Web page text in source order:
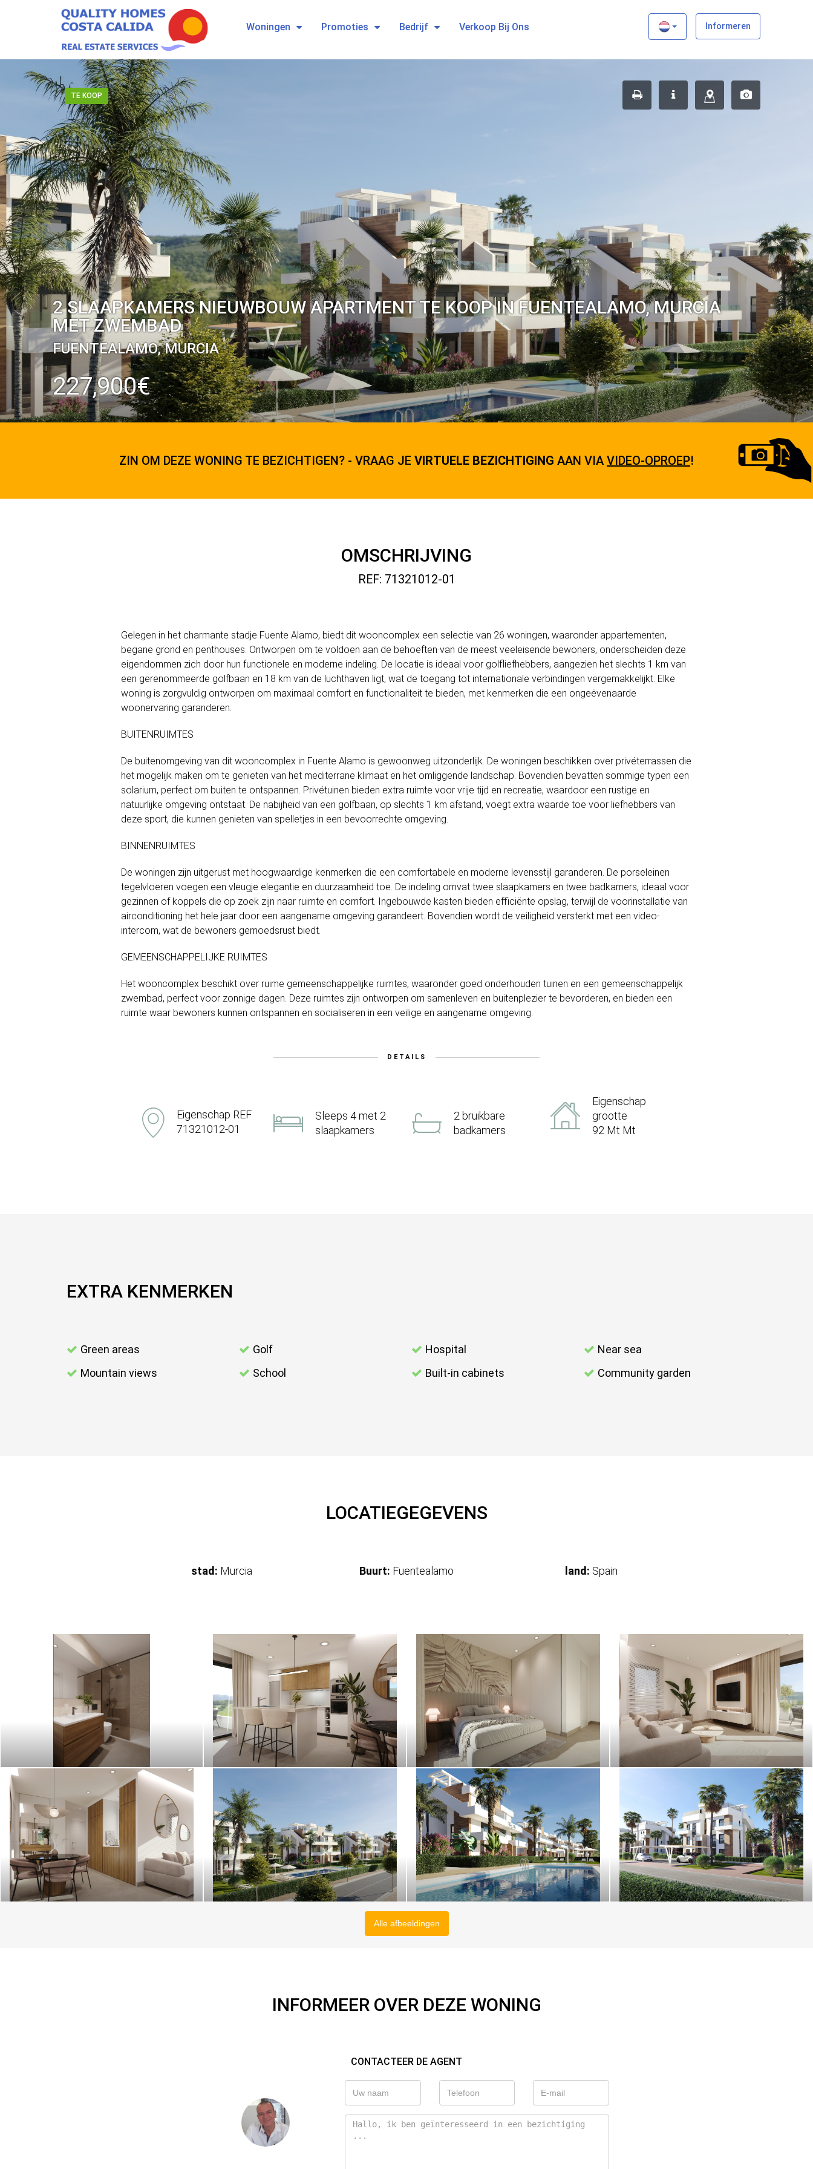
Woningen Promoties Bedrijf Verkoop Bij Ons Informeren
TE KOOP
2 SLAAPKAMERS NIEUWBOUW APARTMENT TE KOOP IN FUENTEALAMO, MURCIA
MET ZWEMBAD
FUENTEALAMO, MURCIA
227,900€
ZIN OM DEZE WONING TE BEZICHTIGEN? - VRAAG JE VIRTUELE BEZICHTIGING AAN VIA VIDEO-OPROEP!
OMSCHRIJVING
REF: 71321012-01
Gelegen in het charmante stadje Fuente Alamo, biedt dit wooncomplex een selectie van 26 woningen, waaronder appartementen,
begane grond en penthouses. Ontworpen om te voldoen aan de behoeften van de meest veeleisende bewoners, onderscheiden deze
eigendommen zich door hun functionele en moderne indeling. De locatie is ideaal voor golfliefhebbers, aangezien het slechts 1 km van
een gerenommeerde golfbaan en 18 km van de luchthaven ligt, wat de toegang tot internationale verbindingen vergemakkelijkt. Elke
woning is zorgvuldig ontworpen om maximaal comfort en functionaliteit te bieden, met kenmerken die een ongeëvenaarde
woonervaring garanderen.
BUITENRUIMTES
De buitenomgeving van dit wooncomplex in Fuente Alamo is gewoonweg uitzonderlijk. De woningen beschikken over privéterrassen die
het mogelijk maken om te genieten van het mediterrane klimaat en het omliggende landschap. Bovendien bevatten sommige typen een
solarium, perfect om buiten te ontspannen. Privétuinen bieden extra ruimte voor vrije tijd en recreatie, waardoor een rustige en
natuurlijke omgeving ontstaat. De nabijheid van een golfbaan, op slechts 1 km afstand, voegt extra waarde toe voor liefhebbers van
deze sport, die kunnen genieten van spelletjes in een bevoorrechte omgeving.
BINNENRUIMTES
De woningen zijn uitgerust met hoogwaardige kenmerken die een comfortabele en moderne levensstijl garanderen. De porseleinen
tegelvloeren voegen een vleugje elegantie en duurzaamheid toe. De indeling omvat twee slaapkamers en twee badkamers, ideaal voor
gezinnen of koppels die op zoek zijn naar ruimte en comfort. Ingebouwde kasten bieden efficiënte opslag, terwijl de voorinstallatie van
airconditioning het hele jaar door een aangename omgeving garandeert. Bovendien wordt de veiligheid versterkt met een video-
intercom, wat de bewoners gemoedsrust biedt.
GEMEENSCHAPPELIJKE RUIMTES
Het wooncomplex beschikt over ruime gemeenschappelijke ruimtes, waaronder goed onderhouden tuinen en een gemeenschappelijk
zwembad, perfect voor zonnige dagen. Deze ruimtes zijn ontworpen om samenleven en buitenplezier te bevorderen, en bieden een
ruimte waar bewoners kunnen ontspannen en socialiseren in een veilige en aangename omgeving.
DETAILS
Eigenschap REF
71321012-01
Sleeps 4 met 2
slaapkamers
2 bruikbare
badkamers
Eigenschap
grootte
92 Mt Mt
EXTRA KENMERKEN
Green areas
Mountain views
Golf
School
Hospital
Built-in cabinets
Near sea
Community garden
LOCATIEGEGEVENS
stad: Murcia Buurt: Fuentealamo land: Spain
Alle afbeeldingen
INFORMEER OVER DEZE WONING
CONTACTEER DE AGENT